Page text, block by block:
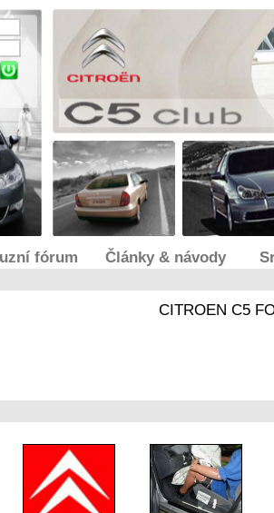
fórum Články & návody
CITROEN C5